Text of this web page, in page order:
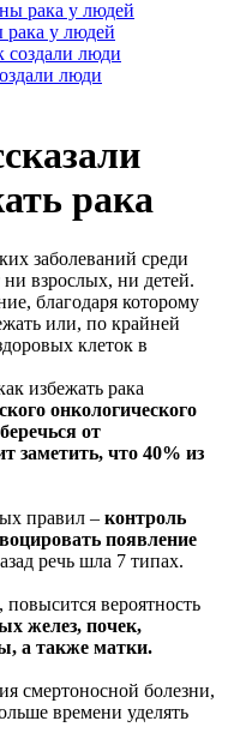
у людей
люди
рака
заболеваний среди
взрослых, ни детей.
благодаря которому
или, по крайней
клеток в
онкологического
от
заметить, что 40% из
правил – контроль
появление
речь шла 7 типах.
вероятность
желез, почек,
а также матки.
смертоносной болезни,
времени уделять